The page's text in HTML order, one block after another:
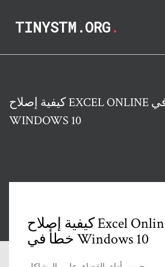
TINYSTM.ORG.
كيفية إصلاح EXCEL ONLINE لا يعمل خطأ في
WINDOWS 10
كيفية إصلاح Excel Online لا يعمل
خطأ في Windows 10